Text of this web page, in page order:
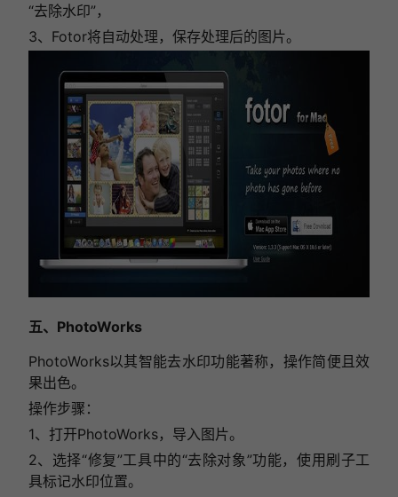
“去除水印”，
3、Fotor将自动处理，保存处理后的图片。
五、PhotoWorks
PhotoWorks以其智能去水印功能著称，操作简便且效
果出色。
操作步骤：
1、打开PhotoWorks，导入图片。
2、选择“修复”工具中的“去除对象”功能，使用刷子工
具标记水印位置。